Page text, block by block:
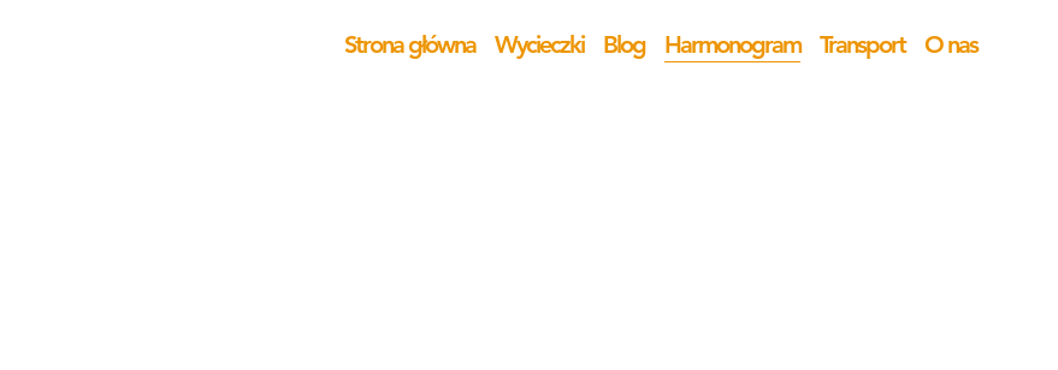
Strona główna Wycieczki Blog Harmonogram Transport O nas